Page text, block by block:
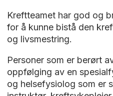
Kreftteamet har god og
for å kunne bistå den
og livsmestring.
Personer som er berørt
oppfølging av en
og helsefysiolog som er